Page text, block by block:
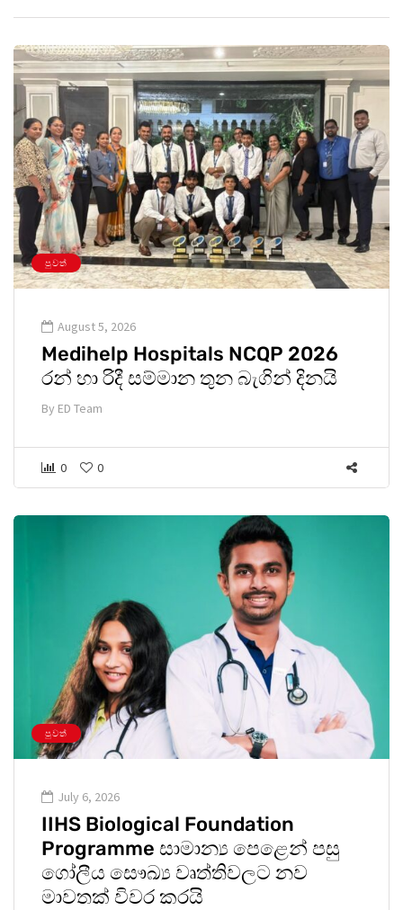
පුවත්
August 5, 2026
Medihelp Hospitals NCQP 2026
රන් හා රිදී සම්මාන තුන බැගින් දිනයි
By ED Team
0 0
පුවත්
July 6, 2026
IIHS Biological Foundation
Programme සාමාන්‍ය පෙළෙන් පසු
ගෝලීය සෞඛ්‍ය වෘත්තිවලට නව
මාවතක් විවර කරයි